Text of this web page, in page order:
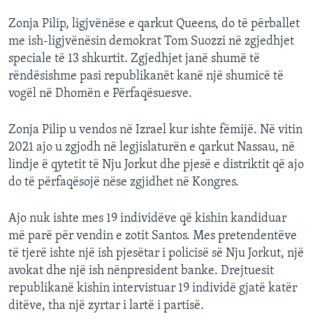
Zonja Pilip, ligjvënëse e qarkut Queens, do të përballet
me ish-ligjvënësin demokrat Tom Suozzi në zgjedhjet
speciale të 13 shkurtit. Zgjedhjet janë shumë të
rëndësishme pasi republikanët kanë një shumicë të
vogël në Dhomën e Përfaqësuesve.
Zonja Pilip u vendos në Izrael kur ishte fëmijë. Në vitin
2021 ajo u zgjodh në legjislaturën e qarkut Nassau, në
lindje ë qytetit të Nju Jorkut dhe pjesë e distriktit që ajo
do të përfaqësojë nëse zgjidhet në Kongres.
Ajo nuk ishte mes 19 individëve që kishin kandiduar
më parë për vendin e zotit Santos. Mes pretendentëve
të tjerë ishte një ish pjesëtar i policisë së Nju Jorkut, një
avokat dhe një ish nënpresident banke. Drejtuesit
republikanë kishin intervistuar 19 individë gjatë katër
ditëve, tha një zyrtar i lartë i partisë.